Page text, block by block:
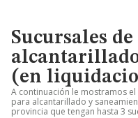
Sucursales
(en
A continuación le mostramos
para alcantarillado y
provincia que tengan hasta 3